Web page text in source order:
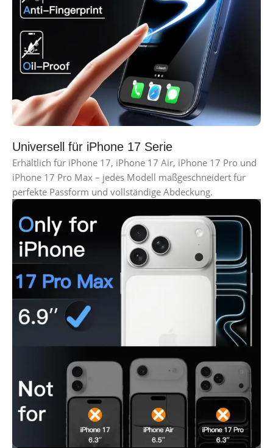
Universell für iPhone 17 Serie
Erhältlich für iPhone 17, iPhone 17 Air, iPhone 17 Pro und
iPhone 17 Pro Max – jedes Modell maßgeschneidert für
perfekte Passform und vollständige Abdeckung.